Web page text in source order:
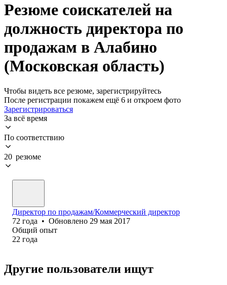
Резюме соискателей на
должность директора по
продажам в Алабино
(Московская область)
Чтобы видеть все резюме, зарегистрируйтесь
После регистрации покажем ещё 6 и откроем фото
Зарегистрироваться
За всё время
По соответствию
20 резюме
Директор по продажам/Коммерческий директор
72 года • Обновлено 29 мая 2017
Общий опыт
22 года
Другие пользователи ищут